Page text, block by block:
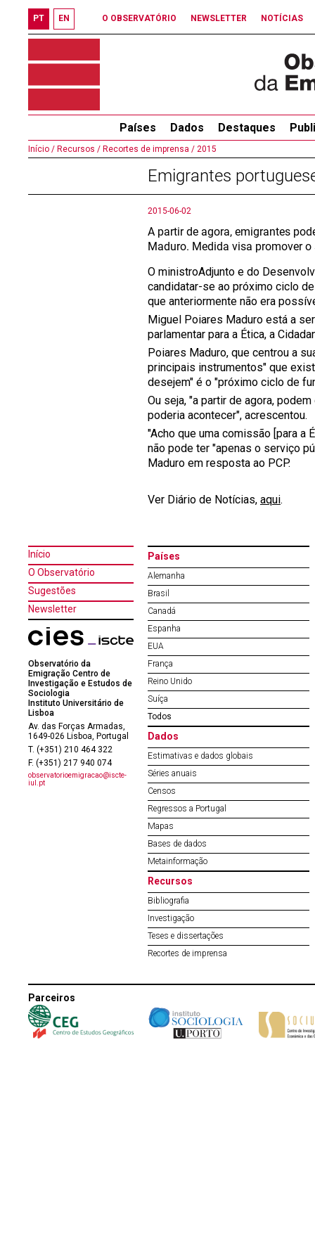
PT EN O OBSERVATÓRIO NEWSLETTER NOTÍCIAS
Países Dados Destaques
Início / Recursos / Recortes de imprensa / 2015
Emigrantes
2015-06-02
A partir de agora, emigrantes
Maduro. Medida visa promover
O ministroAdjunto e do
candidatar-se ao próximo ciclo
que anteriormente não era
Miguel Poiares Maduro está a
parlamentar para a Ética, a
Poiares Maduro, que centrou a
principais instrumentos" que
desejem" é o "próximo ciclo de
Ou seja, "a partir de agora,
poderia acontecer", acrescentou.
"Acho que uma comissão [para a
não pode ter "apenas o serviço
Maduro em resposta ao PCP.
Ver Diário de Notícias, aqui.
Início
O Observatório
Sugestões
Newsletter
Observatório da
Emigração Centro de
Investigação e Estudos de
Sociologia
Instituto Universitário de
Lisboa
Av. das Forças Armadas,
1649-026 Lisboa, Portugal
T. (+351) 210 464 322
F. (+351) 217 940 074
observatorioemigracao@iscte-
iul.pt
Países
Alemanha
Brasil
Canadá
Espanha
EUA
França
Reino Unido
Suíça
Todos
Dados
Estimativas e dados globais
Séries anuais
Censos
Regressos a Portugal
Mapas
Bases de dados
Metainformação
Recursos
Bibliografia
Investigação
Teses e dissertações
Recortes de imprensa
Parceiros